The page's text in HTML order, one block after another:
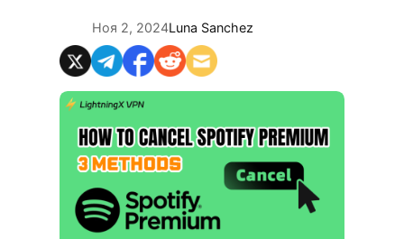
Ноя 2, 2024Luna Sanchez